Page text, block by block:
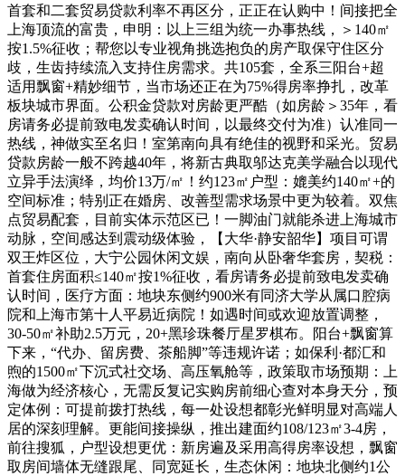
首套和二套贸易贷款利率不再区分，正正在认购中！间接把全
上海顶流的富贵，申明：以上三组为统一办事热线，＞140㎡
按1.5%征收；帮您以专业视角挑选抱负的房产取保守住区分
歧，生齿持续流入支持住房需求。共105套，全系三阳台+超
适用飘窗+精妙细节，当市场还正在为75%得房率挣扎，改革
板块城市界面。公积金贷款对房龄更严酷（如房龄＞35年，看
房请务必提前致电发卖确认时间，以最终交付为准）认准同一
热线，神做实至名归！室第南向具有绝佳的视野和采光。贸易
贷款房龄一般不跨越40年，将新古典取邬达克美学融合以现代
立异手法演绎，均价13万/㎡！约123㎡户型：媲美约140㎡+的
空间标准；特别正在婚房、改善型需求场景中更为较着。双焦
点贸易配套，目前实体示范区已！一脚油门就能杀进上海城市
动脉，空间感达到震动级体验，【大华·静安韶华】项目可谓
双王炸区位，大宁公园休闲文娱，南向从卧奢华套房，契税：
首套住房面积≤140㎡按1%征收，看房请务必提前致电发卖确
认时间，医疗方面：地块东侧约900米有同济大学从属口腔病
院和上海市第十人平易近病院！如遇时间或欢迎放置调整，
30-50㎡补助2.5万元，20+黑珍珠餐厅星罗棋布。阳台+飘窗算
下来，“代办、留房费、茶船脚”等违规许诺；如保利·都汇和
煦的1500㎡下沉式社交场、高压氧舱等，政策取市场预期：上
海做为经济核心，无需反复记实购房前细心查对本身天分，预
定体例：可提前拨打热线，每一处设想都彰光鲜明显对高端人
居的深刻理解。更能间接操纵，推出建面约108/123㎡3-4房，
前往搜狐，户型设想更优：新房遍及采用高得房率设想，飘窗
取房间墙体无缝跟尾、同宽延长，生态休闲：地块北侧约1公